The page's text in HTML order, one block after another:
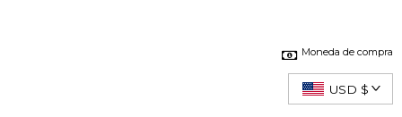
Moneda de compra
USD $